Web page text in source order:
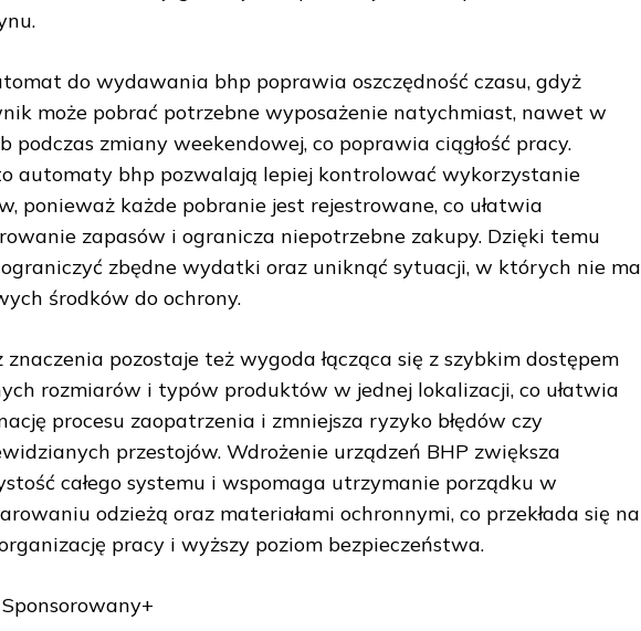
do wydawania bhp poprawia oszczędność czasu, gdyż
może pobrać potrzebne wyposażenie natychmiast, nawet w
podczas zmiany weekendowej, co poprawia ciągłość pracy.
automaty bhp pozwalają lepiej kontrolować wykorzystanie
ponieważ każde pobranie jest rejestrowane, co ułatwia
zapasów i ogranicza niepotrzebne zakupy. Dzięki temu
zbędne wydatki oraz uniknąć sytuacji, w których nie ma
środków do ochrony.
znaczenia pozostaje też wygoda łącząca się z szybkim dostępem
rozmiarów i typów produktów w jednej lokalizacji, co ułatwia
procesu zaopatrzenia i zmniejsza ryzyko błędów czy
przestojów. Wdrożenie urządzeń BHP zwiększa
całego systemu i wspomaga utrzymanie porządku w
odzieżą oraz materiałami ochronnymi, co przekłada się na
pracy i wyższy poziom bezpieczeństwa.